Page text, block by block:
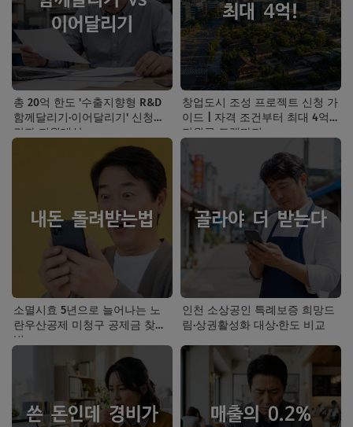
총 20억 한도 '수출지향형 R&D
함께달리기·이어달리기' 신청기
간과 지원대상
창업도시 조성 프로젝트 신청 가
이드 | 자격 조건부터 최대 4억
지원금 트랙까지
소멸시효 5년으로 늘어나는 노
란우산공제 미청구 공제금 찾는
법
인천 소상공인 특례보증 희망드
림·상권활성화 대상·한도 비교